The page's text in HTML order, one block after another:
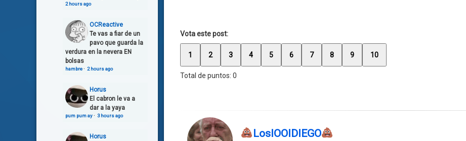
Vota este post:
1 2 3 4 5 6 7 8 9 10
Total de puntos: 0
LosIOOIDIEGO
2 hours ago
OCReactive
Te vas a fiar de un
pavo que guarda la
verdura en la nevera EN
bolsas
hambre· 2 hours ago
Horus
El cabron le va a
dar a la yaya
pum pum ay· 3 hours ago
Horus